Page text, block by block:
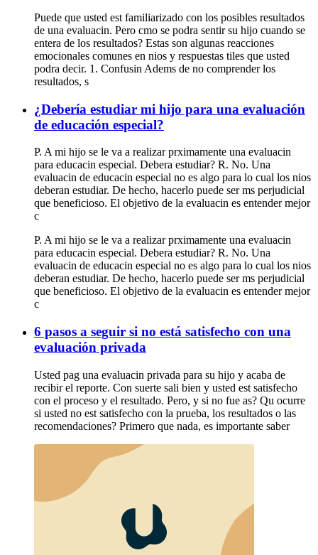
Puede que usted est familiarizado con los posibles resultados
de una evaluacin. Pero cmo se podra sentir su hijo cuando se
entera de los resultados? Estas son algunas reacciones
emocionales comunes en nios y respuestas tiles que usted
podra decir. 1. Confusin Adems de no comprender los
resultados, s
¿Debería estudiar mi hijo para una evaluación
de educación especial?
P. A mi hijo se le va a realizar prximamente una evaluacin
para educacin especial. Debera estudiar? R. No. Una
evaluacin de educacin especial no es algo para lo cual los nios
deberan estudiar. De hecho, hacerlo puede ser ms perjudicial
que beneficioso. El objetivo de la evaluacin es entender mejor
c
P. A mi hijo se le va a realizar prximamente una evaluacin
para educacin especial. Debera estudiar? R. No. Una
evaluacin de educacin especial no es algo para lo cual los nios
deberan estudiar. De hecho, hacerlo puede ser ms perjudicial
que beneficioso. El objetivo de la evaluacin es entender mejor
c
6 pasos a seguir si no está satisfecho con una
evaluación privada
Usted pag una evaluacin privada para su hijo y acaba de
recibir el reporte. Con suerte sali bien y usted est satisfecho
con el proceso y el resultado. Pero, y si no fue as? Qu ocurre
si usted no est satisfecho con la prueba, los resultados o las
recomendaciones? Primero que nada, es importante saber